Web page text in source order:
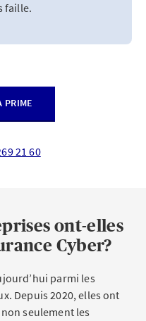
faille.
PRIME
21 60
ont-elles
Cyber?
parmi les
Depuis 2020, elles ont
seulement les